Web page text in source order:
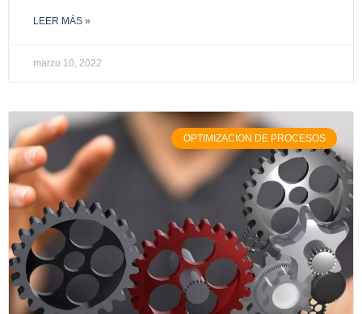
LEER MÁS »
marzo 10, 2022
OPTIMIZACION DE PROCESOS